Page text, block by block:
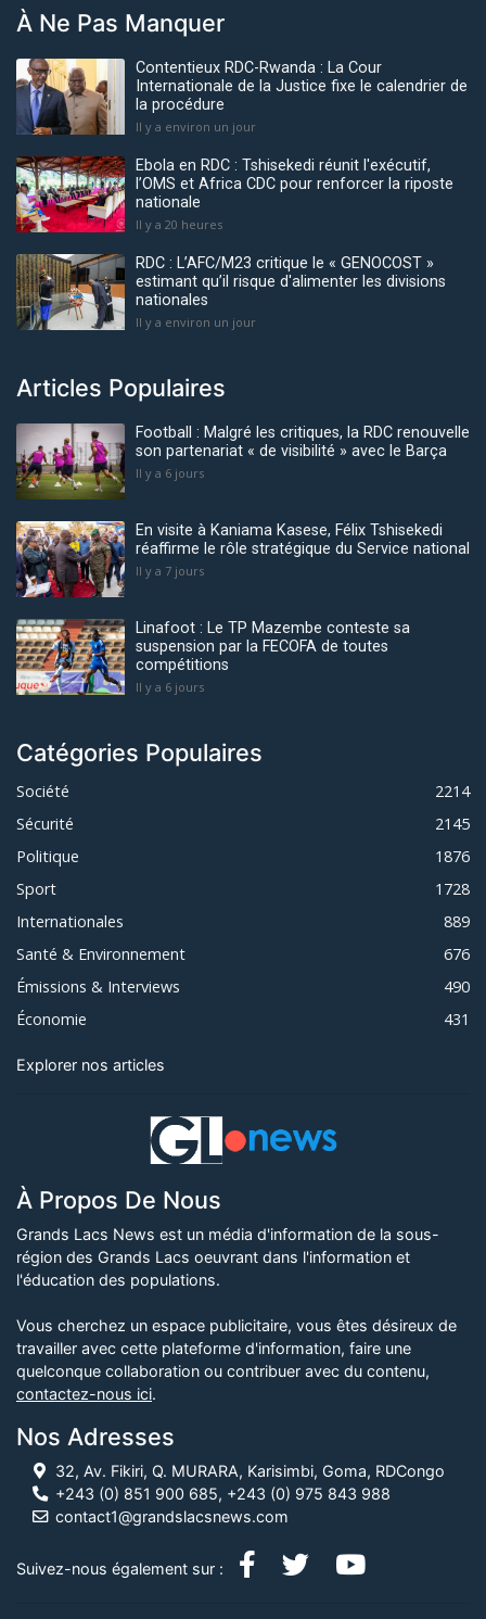
À Ne Pas Manquer
Contentieux RDC-Rwanda : La Cour
Internationale de la Justice fixe le calendrier de
la procédure
Il y a environ un jour
Ebola en RDC : Tshisekedi réunit l'exécutif,
l’OMS et Africa CDC pour renforcer la riposte
nationale
Il y a 20 heures
RDC : L’AFC/M23 critique le « GENOCOST »
estimant qu’il risque d'alimenter les divisions
nationales
Il y a environ un jour
Articles Populaires
Football : Malgré les critiques, la RDC renouvelle
son partenariat « de visibilité » avec le Barça
Il y a 6 jours
En visite à Kaniama Kasese, Félix Tshisekedi
réaffirme le rôle stratégique du Service national
Il y a 7 jours
Linafoot : Le TP Mazembe conteste sa
suspension par la FECOFA de toutes
compétitions
Il y a 6 jours
Catégories Populaires
Société
2214
Sécurité
2145
Politique
1876
Sport
1728
Internationales
889
Santé & Environnement
676
Émissions & Interviews
490
Économie
431
Explorer nos articles
À Propos De Nous
Grands Lacs News est un média d'information de la sous-
région des Grands Lacs oeuvrant dans l'information et
l'éducation des populations.
Vous cherchez un espace publicitaire, vous êtes désireux de
travailler avec cette plateforme d'information, faire une
quelconque collaboration ou contribuer avec du contenu,
contactez-nous ici.
Nos Adresses
32, Av. Fikiri, Q. MURARA, Karisimbi, Goma, RDCongo
+243 (0) 851 900 685, +243 (0) 975 843 988
contact1@grandslacsnews.com
Suivez-nous également sur :